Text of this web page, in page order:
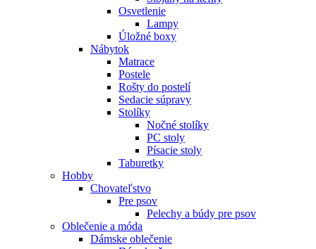
Osvetlenie
Lampy
Úložné boxy
Nábytok
Matrace
Postele
Rošty do postelí
Sedacie súpravy
Stolíky
Nočné stolíky
PC stoly
Písacie stoly
Taburetky
Hobby
Chovateľstvo
Pre psov
Pelechy a búdy pre psov
Oblečenie a móda
Dámske oblečenie